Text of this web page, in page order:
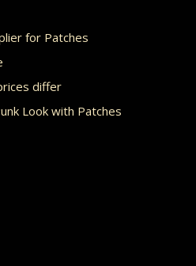
for Patches
differ
Look with Patches